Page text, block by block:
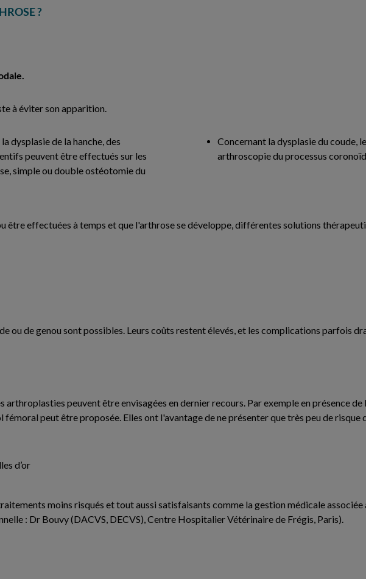
?
à éviter son apparition.
dysplasie de la hanche, des
peuvent être effectués sur les
simple ou double ostéotomie du
Concernant la dysplasie du coude,
arthroscopie du processus
être effectuées à temps et que l'arthrose se développe, différentes solutions
ou de genou sont possibles. Leurs coûts restent élevés, et les complications parfois
peuvent être envisagées en dernier recours. Par exemple en présence de
peut être proposée. Elles ont l'avantage de ne présenter que très peu de risque
d’or
moins risqués et tout aussi satisfaisants comme la gestion médicale
: Dr Bouvy (DACVS, DECVS), Centre Hospitalier Vétérinaire de Frégis, Paris).